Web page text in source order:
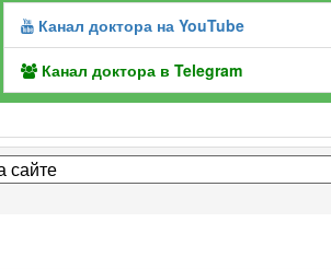
Канал доктора на YouTube
Канал доктора в Telegram